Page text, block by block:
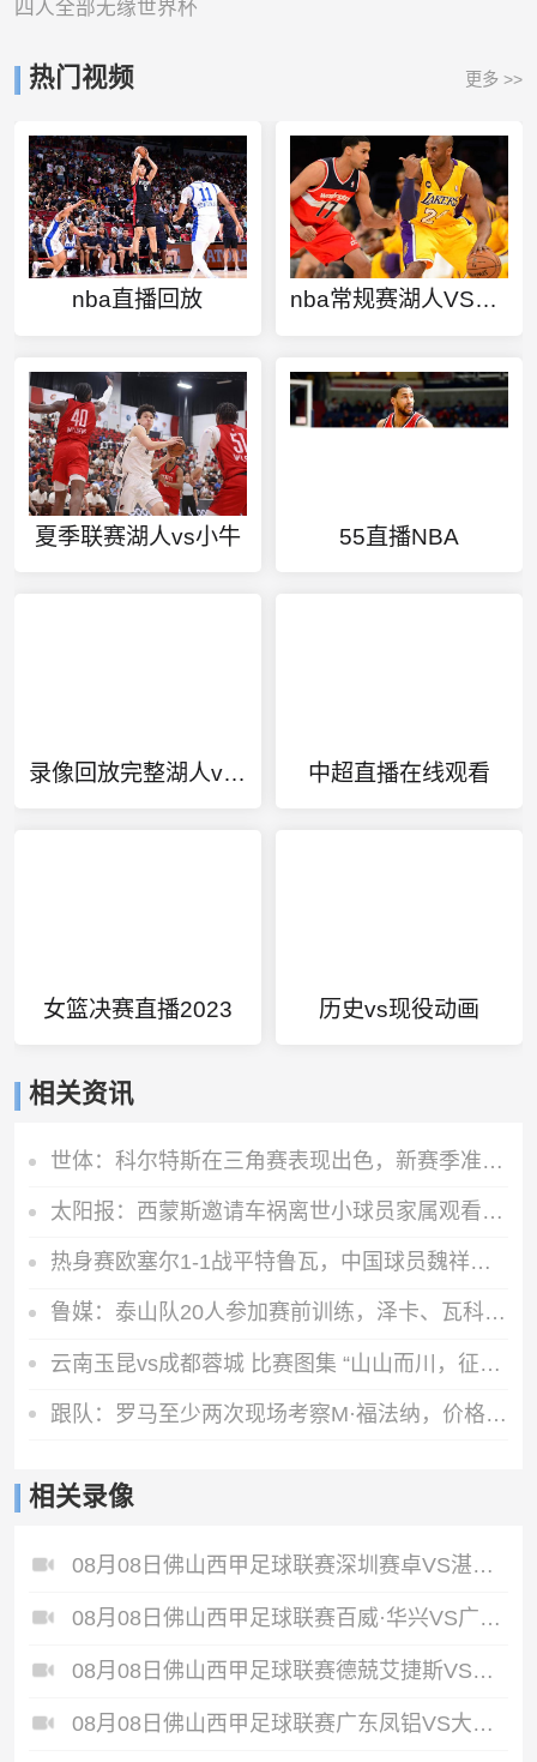
四人全部无缘世界杯
热门视频 更多 >>
nba直播回放 nba常规赛湖人VS灰熊回放
夏季联赛湖人vs小牛 55直播NBA
录像回放完整湖人vs快船 中超直播在线观看
女篮决赛直播2023 历史vs现役动画
相关资讯
世体：科尔特斯在三角赛表现出色，新赛季准备留在巴萨参与竞争
太阳报：西蒙斯邀请车祸离世小球员家属观看比赛，参观热刺基地
热身赛欧塞尔1-1战平特鲁瓦，中国球员魏祥鑫在第82分钟替补出战
鲁媒：泰山队20人参加赛前训练，泽卡、瓦科单独慢跑王大雷缺阵
云南玉昆vs成都蓉城 比赛图集 “山山而川，征途漫漫”🧡
跟队：罗马至少两次现场考察M·福法纳，价格约4000万至4500万欧
相关录像
08月08日佛山西甲足球联赛深圳赛卓VS湛江热点·粤标售电全场录像
08月08日佛山西甲足球联赛百威·华兴VS广州苏雅蔚雨堂全场录像
08月08日佛山西甲足球联赛德兢艾捷斯VS白坭兴龙全场录像
08月08日佛山西甲足球联赛广东凤铝VS大塘控股全场录像